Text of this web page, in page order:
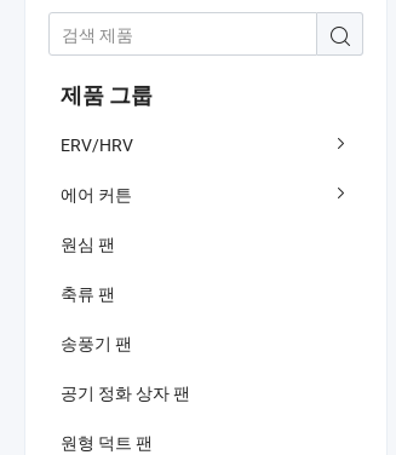
제품 그룹
ERV/HRV
에어 커튼
원심 팬
축류 팬
송풍기 팬
공기 정화 상자 팬
원형 덕트 팬